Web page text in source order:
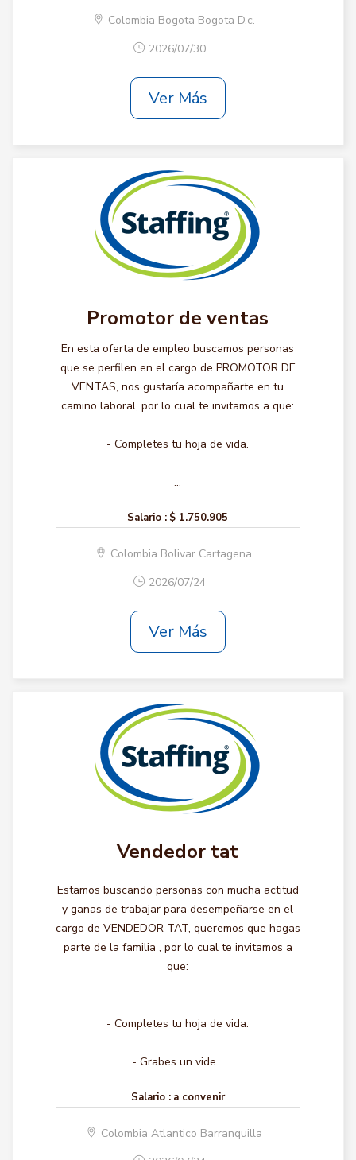
Colombia Bogota Bogota D.c.
2026/07/30
Ver Más
Promotor de ventas
En esta oferta de empleo buscamos personas
que se perfilen en el cargo de PROMOTOR DE
VENTAS, nos gustaría acompañarte en tu
camino laboral, por lo cual te invitamos a que:
- Completes tu hoja de vida.
...
Salario : $ 1.750.905
Colombia Bolivar Cartagena
2026/07/24
Ver Más
Vendedor tat
Estamos buscando personas con mucha actitud
y ganas de trabajar para desempeñarse en el
cargo de VENDEDOR TAT, queremos que hagas
parte de la familia , por lo cual te invitamos a
que:
- Completes tu hoja de vida.
- Grabes un vide...
Salario : a convenir
Colombia Atlantico Barranquilla